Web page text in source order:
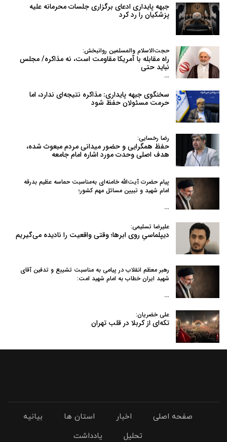
جبهه پایداری ادعای برگزاری جلسات محرمانه علیه
پزشکیان را رد کرد
حجت‌الاسلام والمسلمین روانبخش:
راه مقابله با آمریکا مقاومت است، نه مذاکره/ مجلس
نباید حتی
…
سخنگوی جبهه پایداری: مذاکره نتیجه‌ای ندارد، اما
حرمت مسئولان حفظ شود
رضا رخسایی:
حفظ همگرایی و حضور میدانی مردم مبعوث شده،
هدف اصلی وحدت مورد اشاره امام جامعه
پیام حضرت آیت‌الله خامنه‌ای به‌مناسبت حماسه عظیم بدرقه
امام شهید و تبیین مسائل مهم کشور؛
…
علیرضا تسلیمی:
دیپلماسیِ روی ابرها؛ وقتی واقعیت را نادیده می‌گیریم
رهبر معظم انقلاب در پیامی به‌ مناسبت تشییع و تدفین آقای
شهید ایران خطاب به امام شهید امت:
…
علی خضریان:
تکه‌ای از کربلا در قلب تهران
صفحه اصلی اخبار استان ها
بیانیه
تحلیل
یادداشت